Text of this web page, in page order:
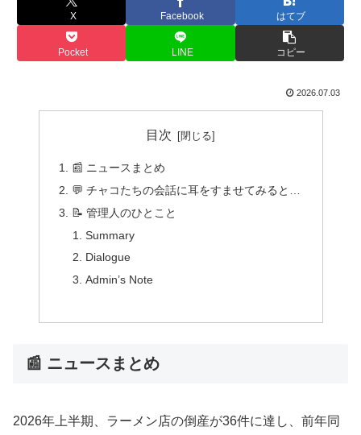
X Facebook はてブ
Pocket LINE コピー
2026.07.03
目次
📰 ニュースまとめ
💬 チャコたちの会話に耳をすませてみると…
📝 管理人のひとこと
Summary
Dialogue
Admin’s Note
📰 ニュースまとめ
2026年上半期、ラーメン店の倒産が36件に達し、前年同